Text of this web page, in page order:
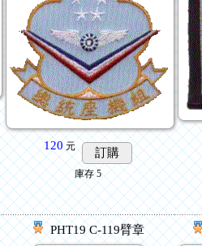
120元 訂購
庫存 5
PHT19 C-119臂章